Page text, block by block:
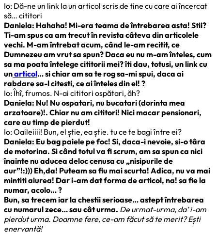
Io: Dă-ne un link la un articol scris de tine cu care ai încercat
să… cititori
Daniela: Hahaha! Mi-era teama de întrebarea asta! Stii?
Ti-am spus ca am trecut în revista câteva din articolele
vechi. M-am întrebat acum, când le-am recitit, ce
Dumnezeu am vrut sa spun? Daca eu nu m-am înteles, cum
sa ma poata întelege cititorii mei? îti dau, totusi, un link cu
unarticol… si chiar am sa te rog sa-mi spui, daca ai
rabdare sa-l citesti, ce ai înteles din el! ?
Io: Îhî, frumos. N-ai cititori ospătari, ăh?
Daniela: Nu! Nu ospatari, nu bucatari (dorinta mea
arzatoare)!. Chiar nu am cititori! Nici macar pensionari,
care au timp de pierdut!
Io: Oaileiiii! Bun, el știe, ea știe. tu ce te bagi între ei?
Daniela: Eu bag paiele pe foc! Si, daca-i nevoie, si-o târa
de motorina. Si când totul va fi scrum, am sa spun ca nici
înainte nu aducea deloc cenusa cu „nisipurile de
aur”!:))) Eh,da! Puteam sa fiu mai scurta! Adica, nu va mai
mintiti aiurea! Dar i-am dat forma de articol, na! sa fie la
numar, acolo… ?
Bun, sa trecem iar la chestii serioase… astept întrebarea
cu numarul zece… sau cât urma. De urmat-urma, da’ i-am
pierdut urma. Doamne fere, ce-am făcut să te merit? Ești
enervantă!